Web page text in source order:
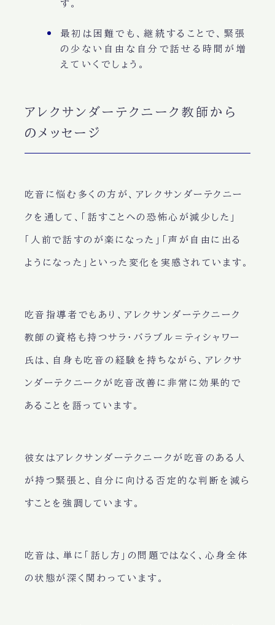
す。
最初は困難でも、継続することで、緊張
の少ない自由な自分で話せる時間が増
えていくでしょう。
アレクサンダーテクニーク教師から
のメッセージ
吃音に悩む多くの方が、アレクサンダーテクニー
クを通して、「話すことへの恐怖心が減少した」
「人前で話すのが楽になった」「声が自由に出る
ようになった」といった変化を実感されています。
吃音指導者でもあり、アレクサンダーテクニーク
教師の資格も持つサラ・バラブル＝ティシャワー
氏は、自身も吃音の経験を持ちながら、アレクサ
ンダーテクニークが吃音改善に非常に効果的で
あることを語っています。
彼女はアレクサンダーテクニークが吃音のある人
が持つ緊張と、自分に向ける否定的な判断を減ら
すことを強調しています。
吃音は、単に「話し方」の問題ではなく、心身全体
の状態が深く関わっています。